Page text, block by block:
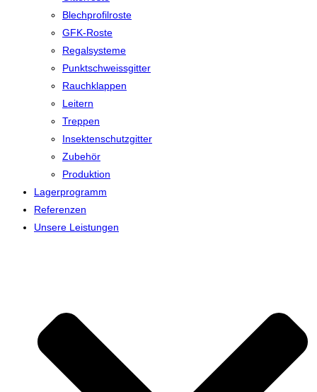
Blechprofilroste
GFK-Roste
Regalsysteme
Punktschweissgitter
Rauchklappen
Leitern
Treppen
Insektenschutzgitter
Zubehör
Produktion
Lagerprogramm
Referenzen
Unsere Leistungen